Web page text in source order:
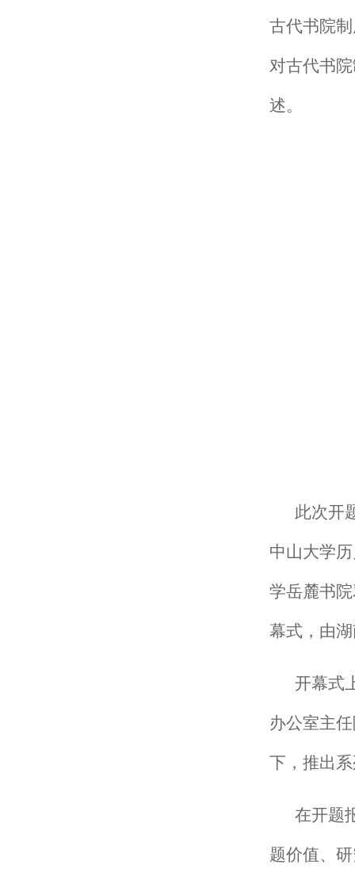
古代书院
对古代书
述。
此次开
中山大学
学岳麓书
幕式，由
开幕式
办公室主
下，推出
在开题
题价值、